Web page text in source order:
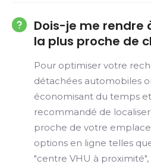
Dois-je me rendre
la plus proche de
Pour optimiser votre
détachées automobiles
économisant du temps
recommandé de
proche de votre
options en ligne telles
"centre VHU à